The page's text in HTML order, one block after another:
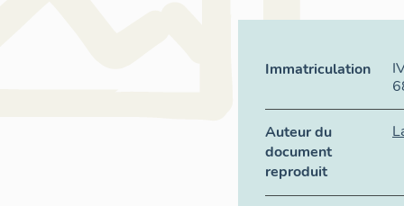
Immatriculation
Auteur du
document
reproduit